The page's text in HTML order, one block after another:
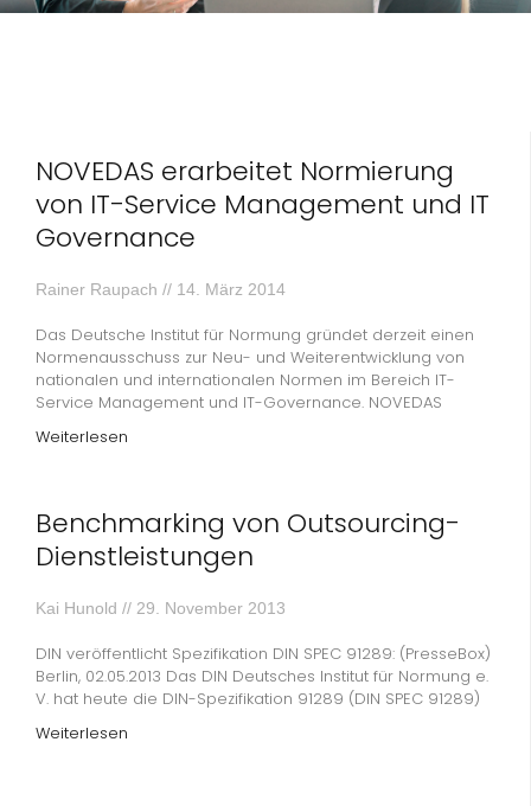
NOVEDAS erarbeitet Normierung
von IT-Service Management und IT
Governance
Rainer Raupach 14. März 2014
Das Deutsche Institut für Normung gründet derzeit einen
Normenausschuss zur Neu- und Weiterentwicklung von
nationalen und internationalen Normen im Bereich IT-
Service Management und IT-Governance. NOVEDAS
Weiterlesen
Benchmarking von Outsourcing-
Dienstleistungen
Kai Hunold 29. November 2013
DIN veröffentlicht Spezifikation DIN SPEC 91289: (PresseBox)
Berlin, 02.05.2013 Das DIN Deutsches Institut für Normung e.
V. hat heute die DIN-Spezifikation 91289 (DIN SPEC 91289)
Weiterlesen